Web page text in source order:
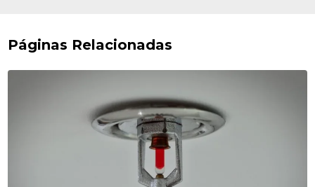
Páginas Relacionadas